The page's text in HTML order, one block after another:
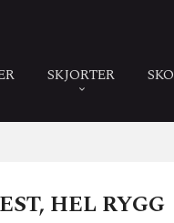
SKJORTER SKO
HEL RYGG